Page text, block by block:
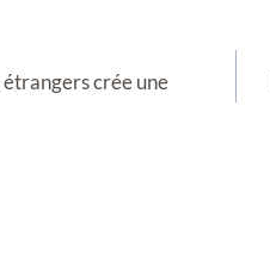
étrangers crée une